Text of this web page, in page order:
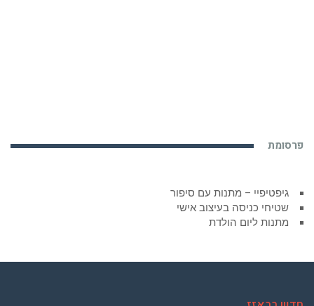
פרסומת
גיפטיפיי – מתנות עם סיפור
שטיחי כניסה בעיצוב אישי
מתנות ליום הולדת